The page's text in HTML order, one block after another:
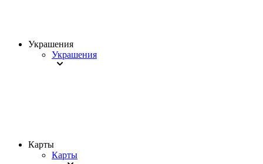
Украшения
Украшения
Карты
Карты